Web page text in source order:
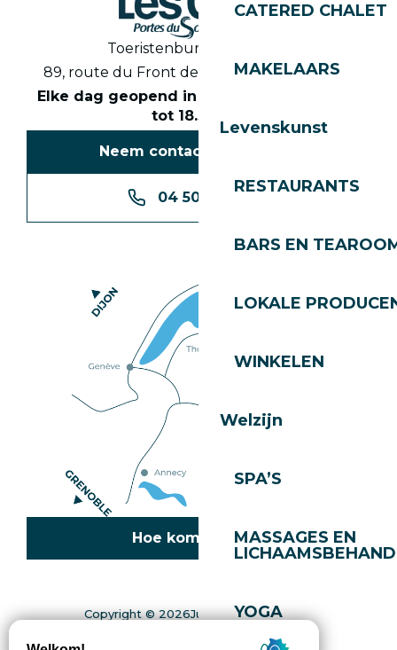
CATERED CHALET
MAKELAARS
Levenskunst
RESTAURANTS
BARS EN
LOKALE
WINKELEN
Welzijn
SPA’S
MASSAGES EN
YOGA
Toeristenbureau Les Gets
89, route du Front de Neige 74260 Les Gets
Elke dag geopend in het seizoen van 8.30
tot 18.30 uur
Neem contact met ons op
04 50 74 74 74
Hoe kom ik daar?
Copyright © 2026Juridische informatie
Kaart